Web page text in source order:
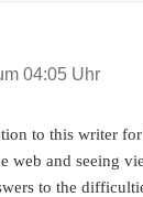
04:05 Uhr
to this writer
web and seeing
to the